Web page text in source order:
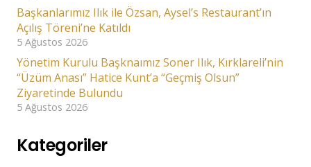
Başkanlarımız Ilık ile Özsan, Aysel’s Restaurant’ın
Açılış Töreni’ne Katıldı
5 Ağustos 2026
Yönetim Kurulu Başknaımız Soner Ilık, Kırklareli’nin
“Üzüm Anası” Hatice Kunt’a “Geçmiş Olsun”
Ziyaretinde Bulundu
5 Ağustos 2026
Kategoriler